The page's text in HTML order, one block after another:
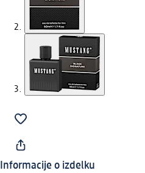
Informacije o izdelku